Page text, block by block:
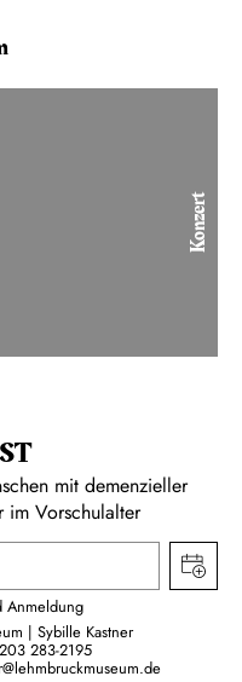
Konzert
mit demenzieller
im Vorschulalter
Anmeldung
| Sybille Kastner
283-2195